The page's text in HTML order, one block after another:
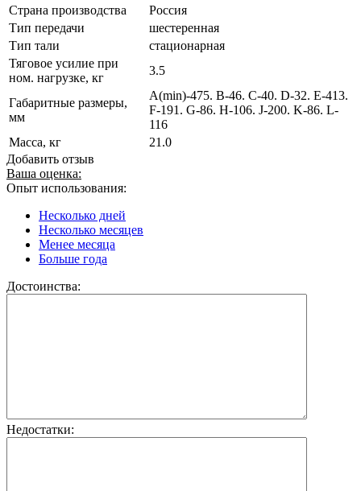
Страна производства
Россия
Тип передачи
шестеренная
Тип тали
стационарная
Тяговое усилие при
ном. нагрузке, кг
3.5
Габаритные размеры,
мм
A(min)-475. B-46. C-40. D-32. E-413.
F-191. G-86. H-106. J-200. K-86. L-
116
Масса, кг
21.0
Добавить отзыв
Ваша оценка:
Опыт использования:
Несколько дней
Несколько месяцев
Менее месяца
Больше года
Достоинства:
Недостатки: